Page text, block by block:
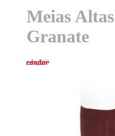
Meias
Granate